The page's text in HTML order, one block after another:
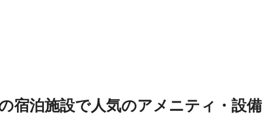
い。
宿泊施設で人気のアメニティ・設備